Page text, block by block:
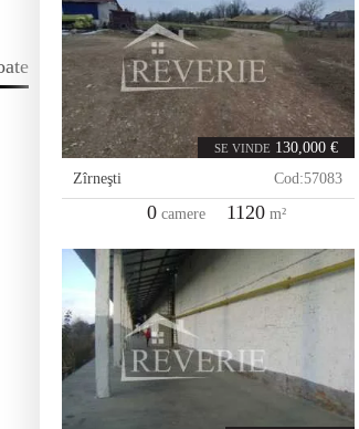
SE VINDE 130,000 €
Zîrneşti
Cod:57083
0camere 1120m²